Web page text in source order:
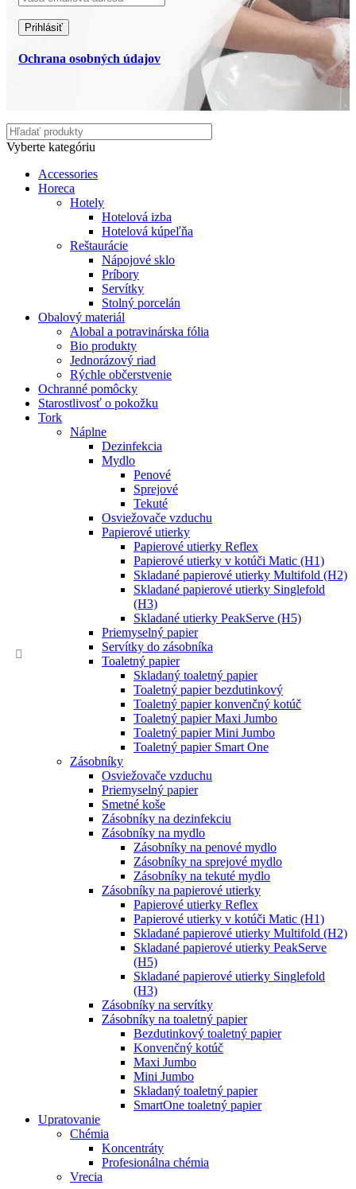
Ochrana osobných údajov
Vyberte kategóriu
Accessories
Horeca
Hotely
Hotelová izba
Hotelová kúpeľňa
Reštaurácie
Nápojové sklo
Príbory
Servítky
Stolný porcelán
Obalový materiál
Alobal a potravinárska fólia
Bio produkty
Jednorázový riad
Rýchle občerstvenie
Ochranné pomôcky
Starostlivosť o pokožku
Tork
Náplne
Dezinfekcia
Mydlo
Penové
Sprejové
Tekuté
Osviežovače vzduchu
Papierové utierky
Papierové utierky Reflex
Papierové utierky v kotúči Matic (H1)
Skladané papierové utierky Multifold (H2)
Skladané papierové utierky Singlefold
(H3)
Skladané utierky PeakServe (H5)
Priemyselný papier
Servítky do zásobníka
Toaletný papier
Skladaný toaletný papier
Toaletný papier bezdutinkový
Toaletný papier konvenčný kotúč
Toaletný papier Maxi Jumbo
Toaletný papier Mini Jumbo
Toaletný papier Smart One
Zásobníky
Osviežovače vzduchu
Priemyselný papier
Smetné koše
Zásobníky na dezinfekciu
Zásobníky na mydlo
Zásobníky na penové mydlo
Zásobníky na sprejové mydlo
Zásobníky na tekuté mydlo
Zásobníky na papierové utierky
Papierové utierky Reflex
Papierové utierky v kotúči Matic (H1)
Skladané papierové utierky Multifold (H2)
Skladané papierové utierky PeakServe
(H5)
Skladané papierové utierky Singlefold
(H3)
Zásobníky na servítky
Zásobníky na toaletný papier
Bezdutinkový toaletný papier
Konvenčný kotúč
Maxi Jumbo
Mini Jumbo
Skladaný toaletný papier
SmartOne toaletný papier
Upratovanie
Chémia
Koncentráty
Profesionálna chémia
Vrecia